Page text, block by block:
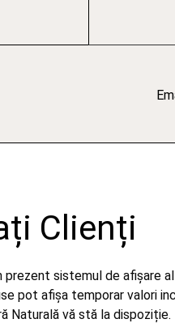
Clienți
prezent sistemul de afișare
pot afișa temporar valori
Naturală vă stă la dispoziție.